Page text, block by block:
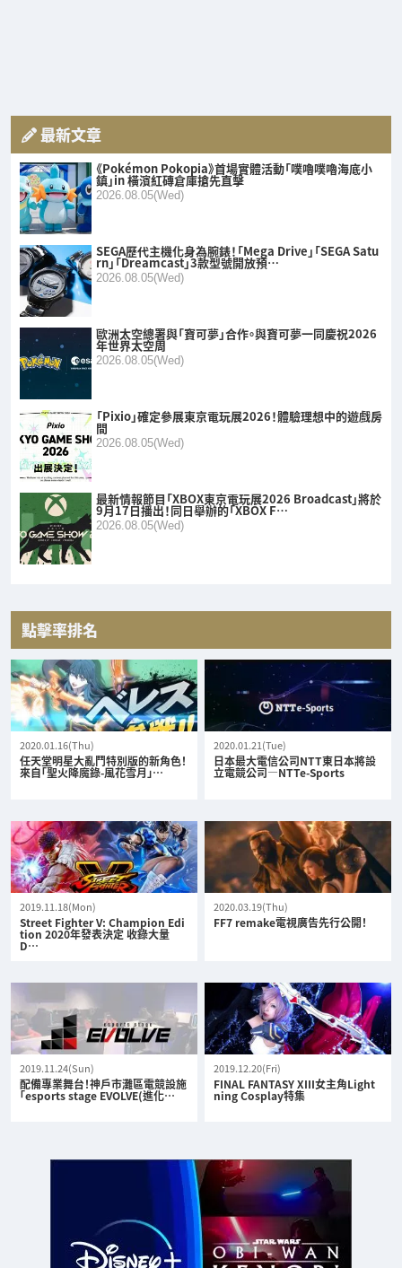
最新文章
《Pokémon Pokopia》首場實體活動「噗嚕噗嚕海底小
鎮」in 橫濱紅磚倉庫搶先直擊
2026.08.05(Wed)
SEGA歷代主機化身為腕錶！「Mega Drive」「SEGA Satu
rn」「Dreamcast」3款型號開放預…
2026.08.05(Wed)
歐洲太空總署與「寶可夢」合作。與寶可夢一同慶祝2026
年世界太空周
2026.08.05(Wed)
「Pixio」確定參展東京電玩展2026！體驗理想中的遊戲房
間
2026.08.05(Wed)
最新情報節目「XBOX東京電玩展2026 Broadcast」將於
9月17日播出！同日舉辦的「XBOX F…
2026.08.05(Wed)
點擊率排名
2020.01.16(Thu)
任天堂明星大亂鬥特別版的新角色！
來自「聖火降魔錄-風花雪月」…
2020.01.21(Tue)
日本最大電信公司NTT東日本將設
立電競公司—NTTe-Sports
2019.11.18(Mon)
Street Fighter V: Champion Edi
tion 2020年發表決定 收錄大量
D…
2020.03.19(Thu)
FF7 remake電視廣告先行公開！
2019.11.24(Sun)
配備專業舞台！神戶市灘區電競設施
「esports stage EVOLVE(進化…
2019.12.20(Fri)
FINAL FANTASY XIII女主角Light
ning Cosplay特集